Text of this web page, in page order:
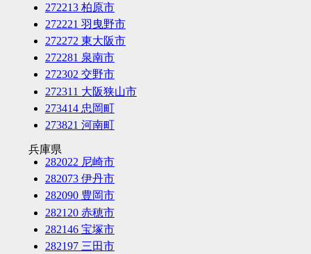
272213 柏原市
272221 羽曳野市
272272 東大阪市
272281 泉南市
272302 交野市
272311 大阪狭山市
273414 忠岡町
273821 河南町
兵庫県
282022 尼崎市
282073 伊丹市
282090 豊岡市
282120 赤穂市
282146 宝塚市
282197 三田市